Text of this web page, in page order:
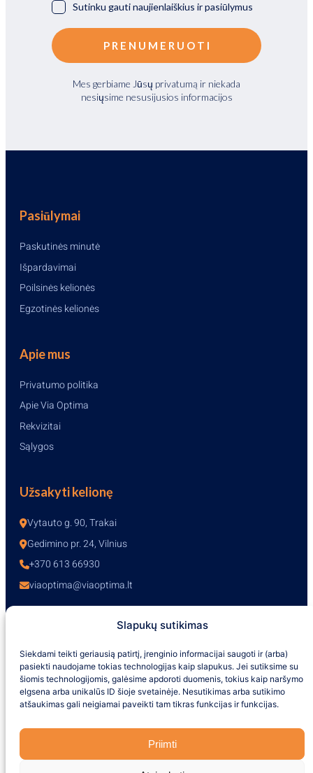
Slapukų sutikimas
Siekdami teikti geriausią patirtį, įrenginio informacijai saugoti ir (arba)
pasiekti naudojame tokias technologijas kaip slapukus. Jei sutiksime su
šiomis technologijomis, galėsime apdoroti duomenis, tokius kaip naršymo
elgsena arba unikalūs ID šioje svetainėje. Nesutikimas arba sutikimo
atšaukimas gali neigiamai paveikti tam tikras funkcijas ir funkcijas.
Priimti
Pasiūlymai
Paskutinės minutė
Išpardavimai
Poilsinės kelionės
Egzotinės kelionės
Apie mus
Privatumo politika
Apie Via Optima
Rekvizitai
Sąlygos
Užsakyti kelionę
Vytauto g. 90, Trakai
Gedimino pr. 24, Vilnius
+370 613 66930
viaoptima@viaoptima.lt
I-V – 10:00-19:00
VI – 10:00-16:00
VII – nedirbame